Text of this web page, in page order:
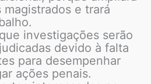
e trará
investigações serão
devido à falta
para desempenhar
ações penais.